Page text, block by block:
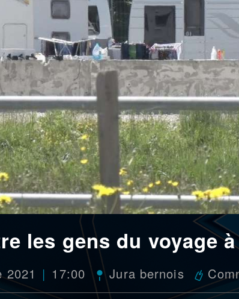
les gens du voyage
2021 17:00 Jura bernois